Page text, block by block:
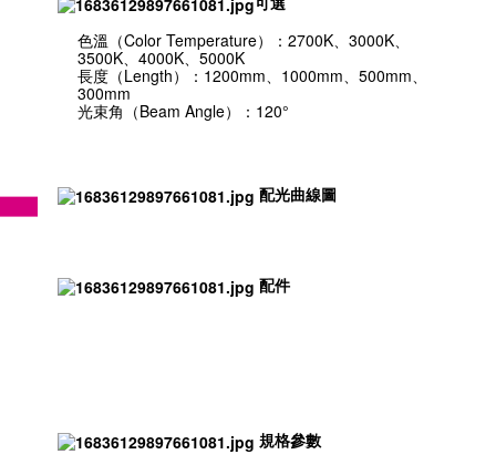
色溫（Color Temperature）：2700K、3000K、
3500K、4000K、5000K
長度（Length）：1200mm、1000mm、500mm、
300mm
光束角（Beam Angle）：120°
配光曲線圖
配件
規格參數